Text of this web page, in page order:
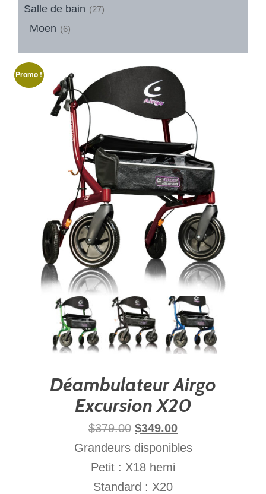
Salle de bain (27)
Moen (6)
Promo !
Déambulateur Airgo
Excursion X20
$379.00 $349.00
Grandeurs disponibles
Petit : X18 hemi
Standard : X20